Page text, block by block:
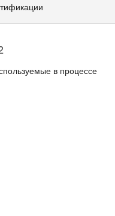
в процессе